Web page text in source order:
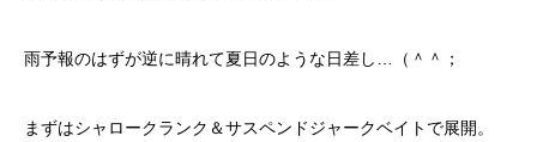
雨予報のはずが逆に晴れて夏日のような日差し…（＾＾；
まずはシャロークランク＆サスペンドジャークベイトで展開。